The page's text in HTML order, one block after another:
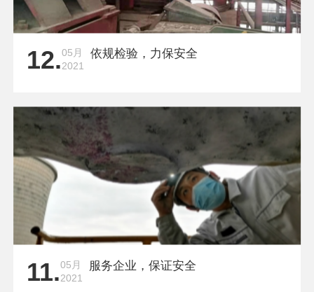
12.05月
2021
依规检验，力保安全
11.05月
2021
服务企业，保证安全